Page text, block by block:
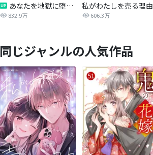
あなたを地獄に堕とすまで
832.9万
私がわたしを売る理由
606.3万
同じジャンルの人気作品